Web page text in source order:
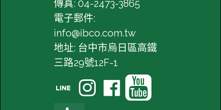
傳真: 04-2473-3865
電子郵件:
info@ibco.com.tw
地址: 台中市烏日區高鐵
三路29號12F-1
   